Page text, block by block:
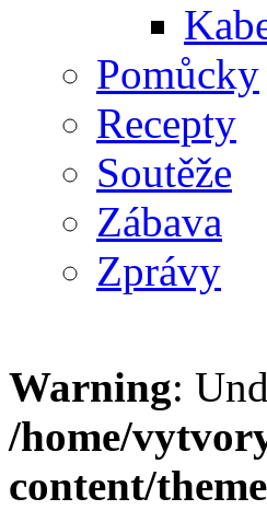
Pomůcky
Recepty
Soutěže
Zábava
Zprávy
Warning:
/home/
content/